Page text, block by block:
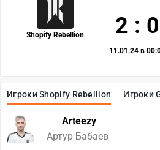
Игроки Shopify Rebellion Игроки
Arteezy
Артур Бабаев
Shopify Rebellion 2 : 0
11.01.24 в